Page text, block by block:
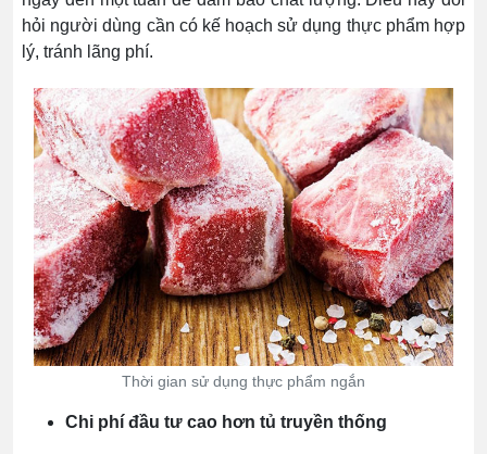
hỏi người dùng cần có kế hoạch sử dụng thực phẩm hợp
lý, tránh lãng phí.
Thời gian sử dụng thực phẩm ngắn
Chi phí đầu tư cao hơn tủ truyền thống